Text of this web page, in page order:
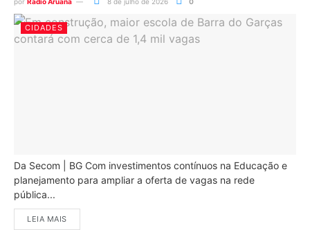
CIDADES
Da Secom | BG Com investimentos contínuos na Educação e
planejamento para ampliar a oferta de vagas na rede
pública...
LEIA MAIS